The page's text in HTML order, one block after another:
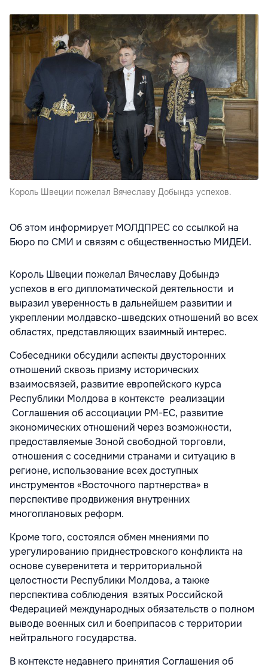
Король Швеции пожелал Вячеславу Добындэ успехов.
Об этом информирует МОЛДПРЕС со ссылкой на
Бюро по СМИ и связям с общественностью МИДЕИ.
Король Швеции пожелал Вячеславу Добындэ
успехов в его дипломатической деятельности и
выразил уверенность в дальнейшем развитии и
укреплении молдавско-шведских отношений во всех
областях, представляющих взаимный интерес.
Собеседники обсудили аспекты двусторонних
отношений сквозь призму исторических
взаимосвязей, развитие европейского курса
Республики Молдова в контексте реализации
Соглашения об ассоциации РМ-ЕС, развитие
экономических отношений через возможности,
предоставляемые Зоной свободной торговли,
отношения с соседними странами и ситуацию в
регионе, использование всех доступных
инструментов «Восточного партнерства» в
перспективе продвижения внутренних
многоплановых реформ.
Кроме того, состоялся обмен мнениями по
урегулированию приднестровского конфликта на
основе суверенитета и территориальной
целостности Республики Молдова, а также
перспектива соблюдения взятых Российской
Федерацией международных обязательств о полном
выводе военных сил и боеприпасов с территории
нейтрального государства.
В контексте недавнего принятия Соглашения об